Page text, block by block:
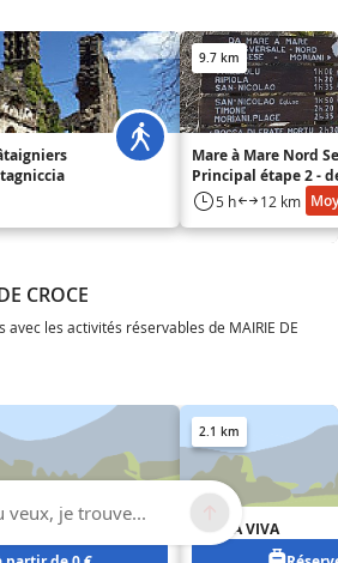
9.7 km
Mare à Mare Nord
Principal étape 2 -
Valle d'Alesani
5 h 12 km
CROCE
avec les activités réservables de MAIRIE DE
2.1 km
L'ALMA VIVA
veux, je trouve...